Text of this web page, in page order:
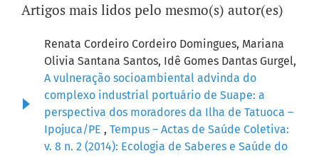
Artigos mais lidos pelo mesmo(s) autor(es)
Renata Cordeiro Cordeiro Domingues, Mariana
Olivia Santana Santos, Idê Gomes Dantas Gurgel,
A vulneração socioambiental advinda do
complexo industrial portuário de Suape: a
perspectiva dos moradores da Ilha de Tatuoca –
Ipojuca/PE , Tempus – Actas de Saúde Coletiva:
v. 8 n. 2 (2014): Ecologia de Saberes e Saúde do